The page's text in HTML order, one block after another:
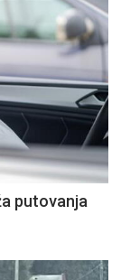
putovanja